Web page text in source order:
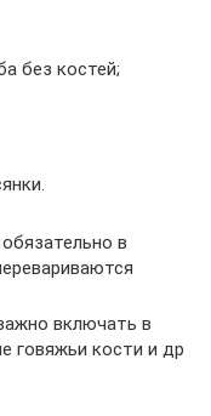
без костей;
в
включать в
говяжьи кости и др